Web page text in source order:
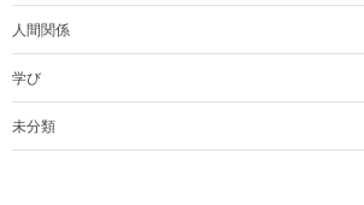
人間関係
学び
未分類